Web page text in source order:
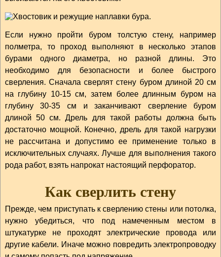
Если нужно пройти буром толстую стену, например
полметра, то проход выполняют в несколько этапов
бурами одного диаметра, но разной длины. Это
необходимо для безопасности и более быстрого
сверления. Сначала сверлят стену буром длиной 20 см
на глубину 10-15 см, затем более длинным буром на
глубину 30-35 см и заканчивают сверление буром
длиной 50 см. Дрель для такой работы должна быть
достаточно мощной. Конечно, дрель для такой нагрузки
не рассчитана и допустимо ее применение только в
исключительных случаях. Лучше для выполнения такого
рода работ, взять напрокат настоящий перфоратор.
Как сверлить стену
Прежде, чем приступать к сверлению стены или потолка,
нужно убедиться, что под намеченным местом в
штукатурке не проходят электрические провода или
другие кабели. Иначе можно повредить электропроводку